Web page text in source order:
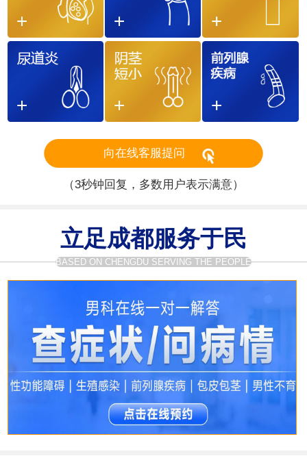
向在线客服提问
（3秒钟回复，多数用户表示满意）
立足成都服务于民
BASED ON CHENGDU SERVING THE PEOPLE